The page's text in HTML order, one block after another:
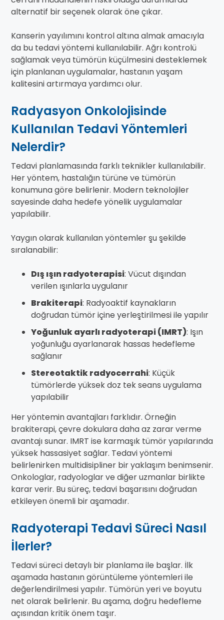
alternatif bir seçenek olarak öne çıkar.
Kanserin yayılımını kontrol altına almak amacıyla
da bu tedavi yöntemi kullanılabilir. Ağrı kontrolü
sağlamak veya tümörün küçülmesini desteklemek
için planlanan uygulamalar, hastanın yaşam
kalitesini artırmaya yardımcı olur.
Radyasyon Onkolojisinde
Kullanılan Tedavi Yöntemleri
Nelerdir?
Tedavi planlamasında farklı teknikler kullanılabilir.
Her yöntem, hastalığın türüne ve tümörün
konumuna göre belirlenir. Modern teknolojiler
sayesinde daha hedefe yönelik uygulamalar
yapılabilir.
Yaygın olarak kullanılan yöntemler şu şekilde
sıralanabilir:
Dış ışın radyoterapisi: Vücut dışından
verilen ışınlarla uygulanır
Brakiterapi: Radyoaktif kaynakların
doğrudan tümör içine yerleştirilmesi ile yapılır
Yoğunluk ayarlı radyoterapi (IMRT): Işın
yoğunluğu ayarlanarak hassas hedefleme
sağlanır
Stereotaktik radyocerrahi: Küçük
tümörlerde yüksek doz tek seans uygulama
yapılabilir
Her yöntemin avantajları farklıdır. Örneğin
brakiterapi, çevre dokulara daha az zarar verme
avantajı sunar. IMRT ise karmaşık tümör yapılarında
yüksek hassasiyet sağlar. Tedavi yöntemi
belirlenirken multidisipliner bir yaklaşım benimsenir.
Onkologlar, radyologlar ve diğer uzmanlar birlikte
karar verir. Bu süreç, tedavi başarısını doğrudan
etkileyen önemli bir aşamadır.
Radyoterapi Tedavi Süreci Nasıl
İlerler?
Tedavi süreci detaylı bir planlama ile başlar. İlk
aşamada hastanın görüntüleme yöntemleri ile
değerlendirilmesi yapılır. Tümörün yeri ve boyutu
net olarak belirlenir. Bu aşama, doğru hedefleme
açısından kritik önem taşır.